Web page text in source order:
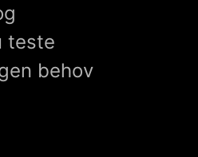
teste
behov